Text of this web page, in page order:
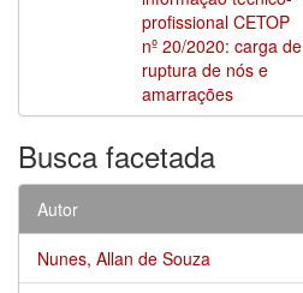
profissional CETOP
nº 20/2020: carga de
ruptura de nós e
amarrações
Busca facetada
Autor
Nunes, Allan de Souza